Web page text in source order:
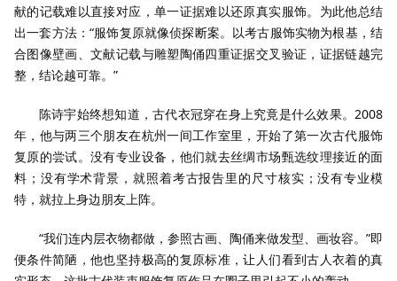
献的记载难以直接对应，单一证据难以还原真实服饰。为此他总结
出一套方法：“服饰复原就像侦探断案。以考古服饰实物为根基，结
合图像壁画、文献记载与雕塑陶俑四重证据交叉验证，证据链越完
整，结论越可靠。”
陈诗宇始终想知道，古代衣冠穿在身上究竟是什么效果。2008
年，他与两三个朋友在杭州一间工作室里，开始了第一次古代服饰
复原的尝试。没有专业设备，他们就去丝绸市场甄选纹理接近的面
料；没有学术背景，就照着考古报告里的尺寸核实；没有专业模
特，就拉上身边朋友上阵。
“我们连内层衣物都做，参照古画、陶俑来做发型、画妆容。”即
便条件简陋，他也坚持极高的复原标准，让人们看到古人衣着的真